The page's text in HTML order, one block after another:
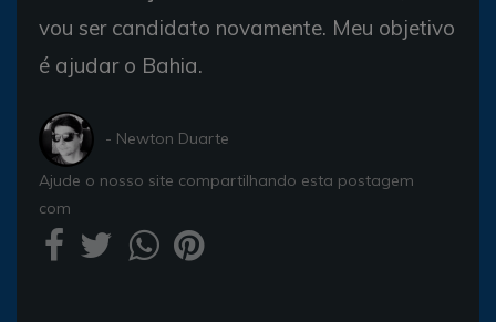
vou ser candidato novamente. Meu objetivo
é ajudar o Bahia.
- Newton Duarte
Ajude o nosso site compartilhando esta postagem
com